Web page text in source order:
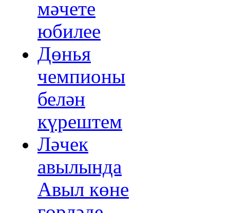
мәчете
юбилее
Дөнья
чемпионы
белән
күрештем
Ләчек
авылында
Авыл көне